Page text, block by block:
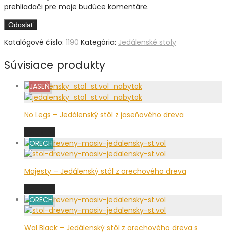
prehliadači pre moje budúce komentáre.
Katalógové číslo: 1190 Kategória: Jedálenské stoly
Súvisiace produkty
JASEŇ
No Legs – Jedálenský stôl z jaseňového dreva
ORECH
Majesty – Jedálenský stôl z orechového dreva
ORECH
Wal Black – Jedálenský stôl z orechového dreva s